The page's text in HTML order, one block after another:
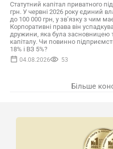
Статутний капітал приватного
грн. У червні 2026 року єдиний
до 100 000 грн, у зв’язку з чим
Корпоративні права він
дружини, яка була засновницею
капіталу. Чи повинно
18% і ВЗ 5%?
04.08.2026 53
Більше